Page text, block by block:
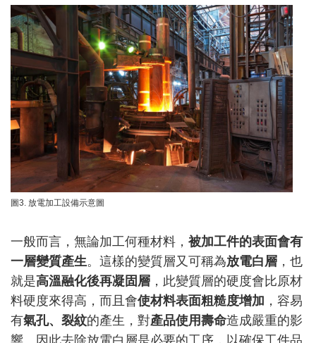
圖3. 放電加工設備示意圖
一般而言，無論加工何種材料， 被加工件的表面會有
一層變質產生。這樣的變質層又可稱為放電白層 ，也
就是高溫融化後再凝固層 ，此變質層的硬度會比原材
料硬度來得高，而且會使材料表面粗糙度增加 ，容易
有氣孔、裂紋的產生，對產品使用壽命造成嚴重的影
響。因此去除放電白層是必要的工序，以確保工件品